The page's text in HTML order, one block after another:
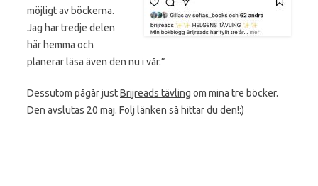
möjligt av böckerna.
Jag har tredje delen
här hemma och
planerar läsa även den nu i vår.”
Dessutom pågår justBrijreads tävling om mina tre böcker.
Den avslutas 20 maj. Följ länken så hittar du den!:)